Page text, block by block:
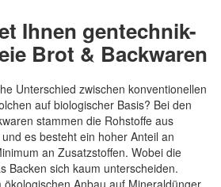
Ihnen gentechnik-
Brot & Backwaren
Unterschied zwischen konventionellen
auf biologischer Basis? Bei den
stammen die Rohstoffe aus
es besteht ein hoher Anteil an
an Zusatzstoffen. Wobei die
Backen sich kaum unterscheiden.
Anbau auf Mineraldünger